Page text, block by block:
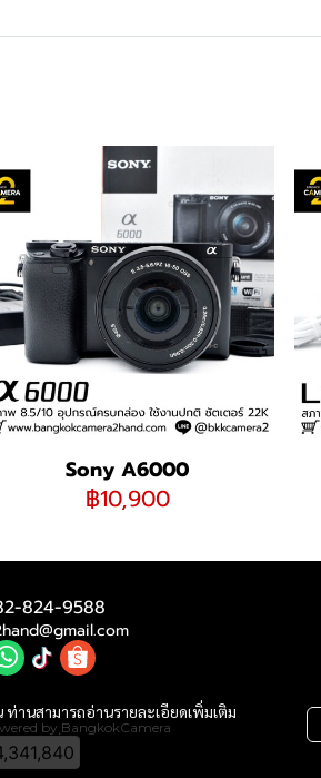
Sony A6000
฿10,900
านสามารถอ่านรายละเอียดเพิ่มเติม
824-9588
by ฺBangkokCamera
7,127